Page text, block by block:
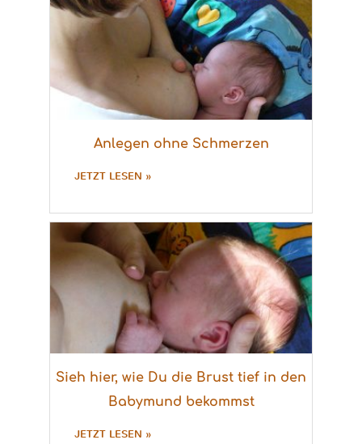
Anlegen ohne Schmerzen
JETZT LESEN »
Sieh hier, wie Du die Brust tief in den
Babymund bekommst
JETZT LESEN »